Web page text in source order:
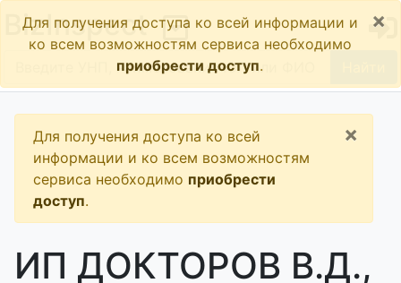
BizInspect
Для получения доступа ко всей информации и
ко всем возможностям сервиса необходимо
приобрести доступ.
×
Для получения доступа ко всей
информации и ко всем возможностям
сервиса необходимо приобрести
доступ.
×
ИП ДОКТОРОВ В.Д.,